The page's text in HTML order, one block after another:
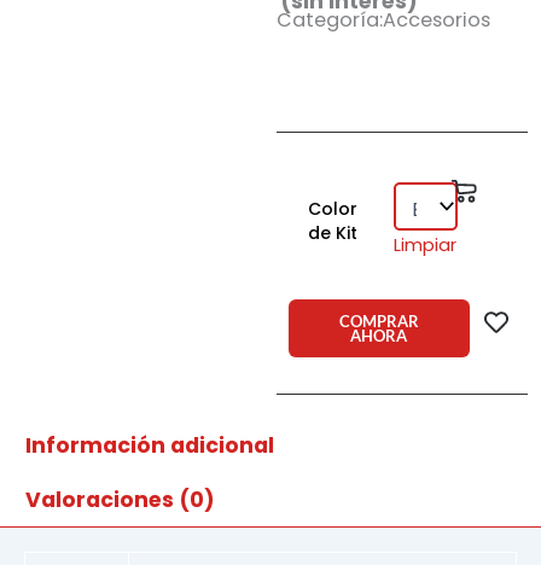
Categoría:Accesorios
Color
de Kit
Limpiar
de
lentes
metalizado
cuadrado
cantidad
COMPRAR
AHORA
Información adicional
Valoraciones (0)